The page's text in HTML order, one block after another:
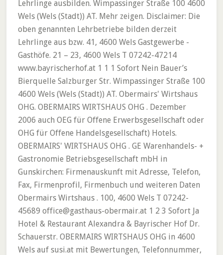
Lehrlinge ausbilden. Wimpassinger Straße 100 4600
Wels (Wels (Stadt)) AT. Mehr zeigen. Disclaimer: Die
oben genannten Lehrbetriebe bilden derzeit
Lehrlinge aus bzw. 41, 4600 Wels Gastgewerbe -
Gasthöfe. 21 – 23, 4600 Wels T 07242-47214
www.bayrischerhof.at 1 1 1 Sofort Nein Bauer’s
Bierquelle Salzburger Str. Wimpassinger Straße 100
4600 Wels (Wels (Stadt)) AT. Obermairs' Wirtshaus
OHG. OBERMAIRS WIRTSHAUS OHG . Dezember
2006 auch OEG für Offene Erwerbsgesellschaft oder
OHG für Offene Handelsgesellschaft) Hotels.
OBERMAIRS' WIRTSHAUS OHG . GE Warenhandels- +
Gastronomie Betriebsgesellschaft mbH in
Gunskirchen: Firmenauskunft mit Adresse, Telefon,
Fax, Firmenprofil, Firmenbuch und weiteren Daten
Obermairs Wirtshaus . 100, 4600 Wels T 07242-
45689 office@gasthaus-obermair.at 1 2 3 Sofort Ja
Hotel & Restaurant Alexandra & Bayrischer Hof Dr.
Schauerstr. OBERMAIRS WIRTSHAUS OHG in 4600
Wels auf susi.at mit Bewertungen, Telefonnummer,